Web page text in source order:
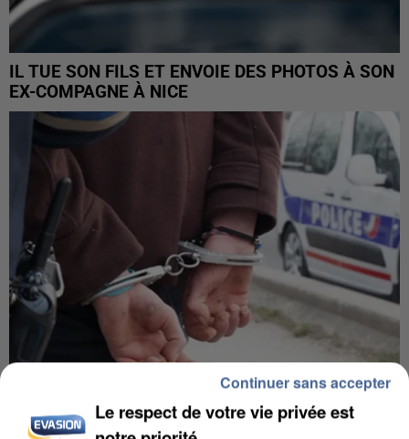
IL TUE SON FILS ET ENVOIE DES PHOTOS À SON
EX-COMPAGNE À NICE
L’UN DES FONDATEURS SUPPOSÉS DE LA DZ
Le respect de votre vie privée est
Continuer sans accepter